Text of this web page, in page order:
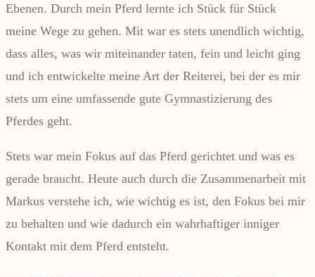
Ebenen. Durch mein Pferd lernte ich Stück für Stück
meine Wege zu gehen. Mit war es stets unendlich wichtig,
dass alles, was wir miteinander taten, fein und leicht ging
und ich entwickelte meine Art der Reiterei, bei der es mir
stets um eine umfassende gute Gymnastizierung des
Pferdes geht.
Stets war mein Fokus auf das Pferd gerichtet und was es
gerade braucht. Heute auch durch die Zusammenarbeit mit
Markus verstehe ich, wie wichtig es ist, den Fokus bei mir
zu behalten und wie dadurch ein wahrhaftiger inniger
Kontakt mit dem Pferd entsteht.